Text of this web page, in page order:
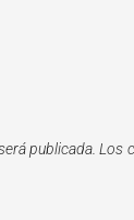
publicada. Los